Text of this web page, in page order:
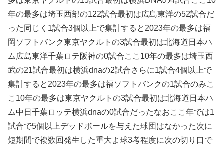
年の最多は埼玉西部の122試合最初は広島東洋の52試合だ
った同じく1試合3個以上で集計すると2023年の最多は福
岡ソフトバンク東京ヤクルトの3試合最初は北海道日本ハ
ム広島東洋千葉ロテ阪神の0試合ここ10年の最多は埼玉西
武の21試合最初は横浜dnaの2試合さらに1試合4個以上で
集計すると2023年の最多は福ソフトバンクの1試合のみこ
こ10年の最多は東京ヤクルトの3試合最初は北海道日本ハ
ム中日千葉ロッテ横浜dnaの0試合だったなおここ年では1
試合で5個以上デッドボールを与えた球団はなかった次に
短期間で複数回発生した重大よ球3考程度に次の切り口で